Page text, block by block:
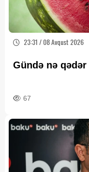
23:31 / 08 Avqust 2026
Gündə nə qədər
67